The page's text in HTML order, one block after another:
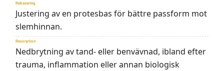
Rebasering
Justering av en protesbas för bättre passform mot
slemhinnan.
Resorption
Nedbrytning av tand- eller benvävnad, ibland efter
trauma, inflammation eller annan biologisk